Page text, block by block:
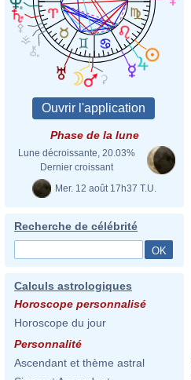
Phase de la lune
Lune décroissante, 20.03%
Dernier croissant
Mer. 12 août 17h37 T.U.
Recherche de célébrité
Calculs astrologiques
Horoscope personnalisé
Horoscope du jour
Personnalité
Ascendant et thème astral